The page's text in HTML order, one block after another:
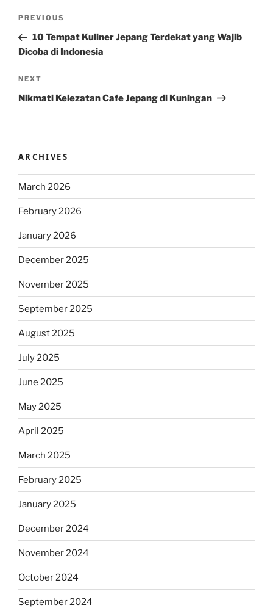
Previous
Post
PREVIOUS
10 Tempat Kuliner Jepang Terdekat yang Wajib
Dicoba di Indonesia
Next
Post
NEXT
Nikmati Kelezatan Cafe Jepang di Kuningan
ARCHIVES
March 2026
February 2026
January 2026
December 2025
November 2025
September 2025
August 2025
July 2025
June 2025
May 2025
April 2025
March 2025
February 2025
January 2025
December 2024
November 2024
October 2024
September 2024